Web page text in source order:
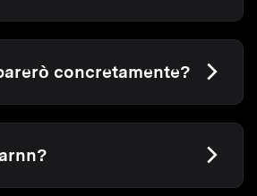
concretamente?